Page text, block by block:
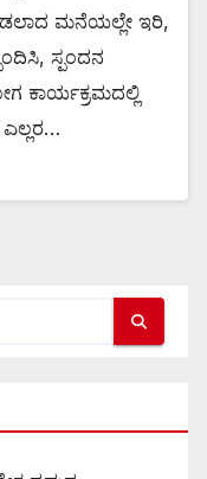
ಮನೆಯಲ್ಲೇ ಇರಿ,
ಸ್ಪಂದನ
ಕಾರ್ಯಕ್ರಮದಲ್ಲಿ